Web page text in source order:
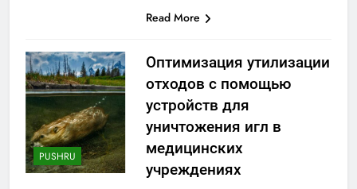
Read More
PUSHRU
Оптимизация утилизации
отходов с помощью
устройств для
уничтожения игл в
медицинских
учреждениях